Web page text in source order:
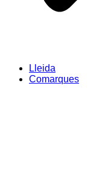
Lleida
Comarques